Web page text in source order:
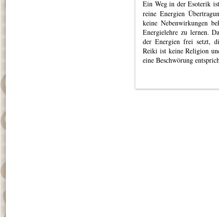
Ein Weg in der Esoterik
reine Energien
keine Nebenwirkungen
Energielehre zu lernen.
der Energien frei setzt,
Reiki ist keine Religion
eine Beschwörung